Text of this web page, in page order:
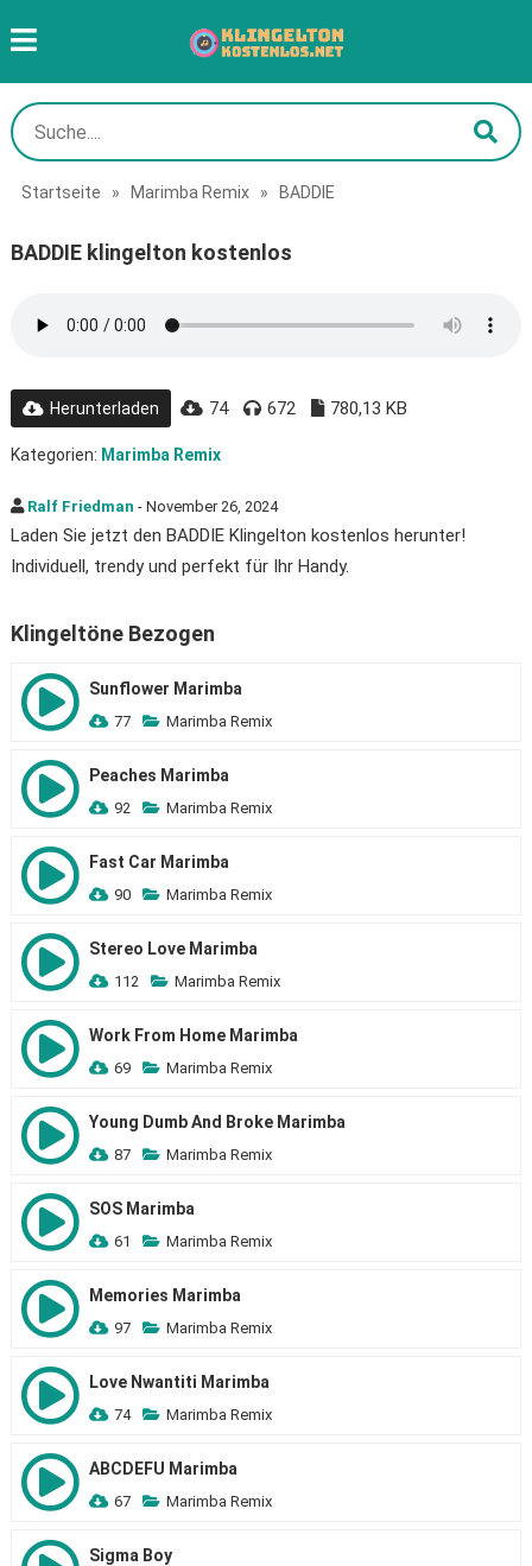
Startseite » Marimba Remix » BADDIE
BADDIE klingelton kostenlos
Herunterladen 74 672 780,13 KB
Kategorien: Marimba Remix
Ralf Friedman - November 26, 2024
Laden Sie jetzt den BADDIE Klingelton kostenlos herunter!
Individuell, trendy und perfekt für Ihr Handy.
Klingeltöne Bezogen
Sunflower Marimba
77 Marimba Remix
Peaches Marimba
92 Marimba Remix
Fast Car Marimba
90 Marimba Remix
Stereo Love Marimba
112 Marimba Remix
Work From Home Marimba
69 Marimba Remix
Young Dumb And Broke Marimba
87 Marimba Remix
SOS Marimba
61 Marimba Remix
Memories Marimba
97 Marimba Remix
Love Nwantiti Marimba
74 Marimba Remix
ABCDEFU Marimba
67 Marimba Remix
Sigma Boy